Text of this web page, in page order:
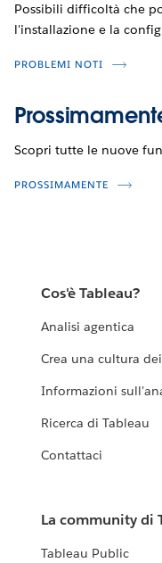
Possibili difficoltà che
l'installazione e la
PROBLEMI NOTI
Scopri tutte le nuove
PROSSIMAMENTE
Cos'è Tableau?
Analisi agentica
Crea una cultura
Informazioni
Ricerca di Tableau
Contattaci
La community di
Tableau Public